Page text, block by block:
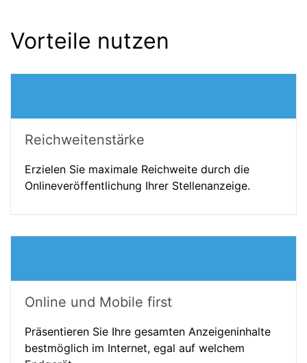
Vorteile nutzen
Reichweitenstärke
Erzielen Sie maximale Reichweite durch die
Onlineveröffentlichung Ihrer Stellenanzeige.
Online und Mobile first
Präsentieren Sie Ihre gesamten Anzeigeninhalte
bestmöglich im Internet, egal auf welchem